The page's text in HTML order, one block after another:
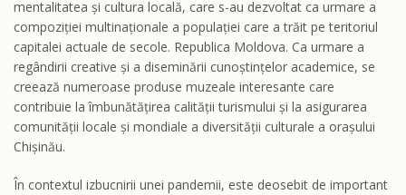
mentalitatea și cultura locală, care s-au dezvoltat ca urmare a
compoziției multinaționale a populației care a trăit pe teritoriul
capitalei actuale de secole. Republica Moldova. Ca urmare a
regândirii creative și a diseminării cunoștințelor academice, se
creează numeroase produse muzeale interesante care
contribuie la îmbunătățirea calității turismului și la asigurarea
comunității locale și mondiale a diversității culturale a orașului
Chișinău.
În contextul izbucnirii unei pandemii, este deosebit de important